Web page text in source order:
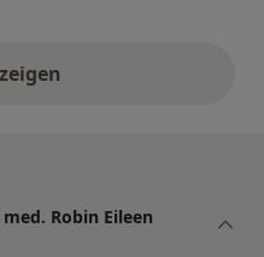
Stellungnahmen
Robin Eileen